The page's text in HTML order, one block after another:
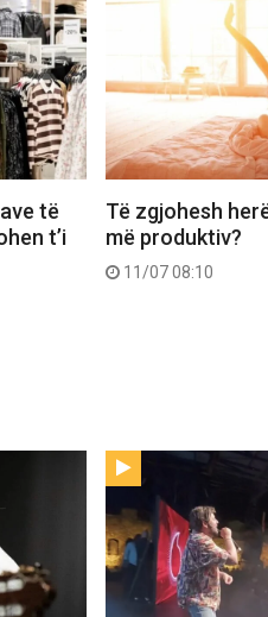
të
t’i
Të zgjohesh
më produktiv?
11/07 08:10